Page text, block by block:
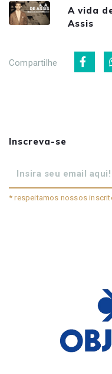
A vida
Assis
Compartilhe
Inscreva-se
* respeitamos nossos